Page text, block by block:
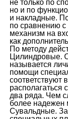
не только по
но и по
и накладные.
по сравнению
механизм на
как
По методу
Цилиндровые.
называется
помощи
соответствуют
располагаться
два ряда. Чем
более надежен
Сувальдные.